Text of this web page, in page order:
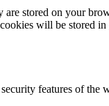
stored on your
will be stored
features of the